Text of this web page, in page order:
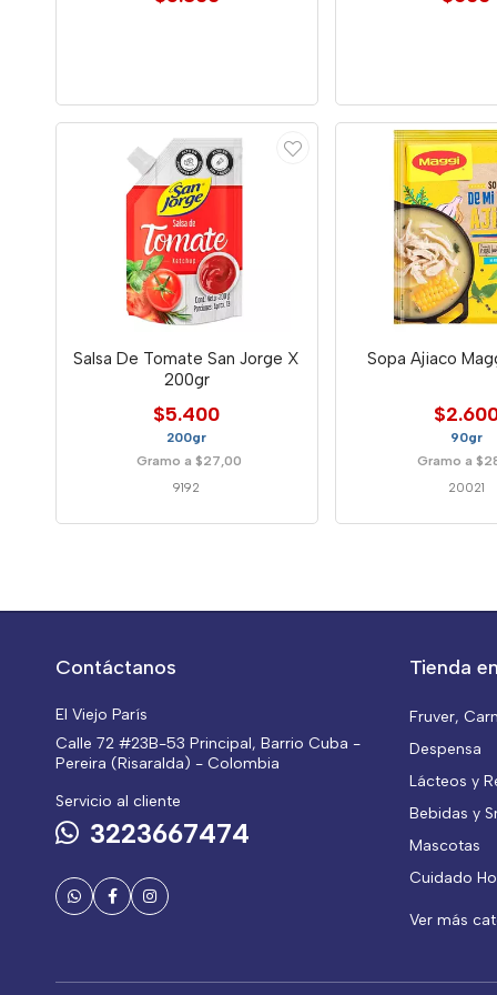
Salsa De Tomate San Jorge X
200gr
$5.400
200gr
Gramo a $27,00
9192
Sopa Ajiaco
90gr
Gramo a
20021
Contáctanos
El Viejo París
Calle 72 #23B-53 Principal, Barrio Cuba -
Pereira (Risaralda) - Colombia
Servicio al cliente
3223667474
Tienda
Fruver,
Despensa
Lácteos y
Bebidas y
Mascotas
Cuidado
Ver más